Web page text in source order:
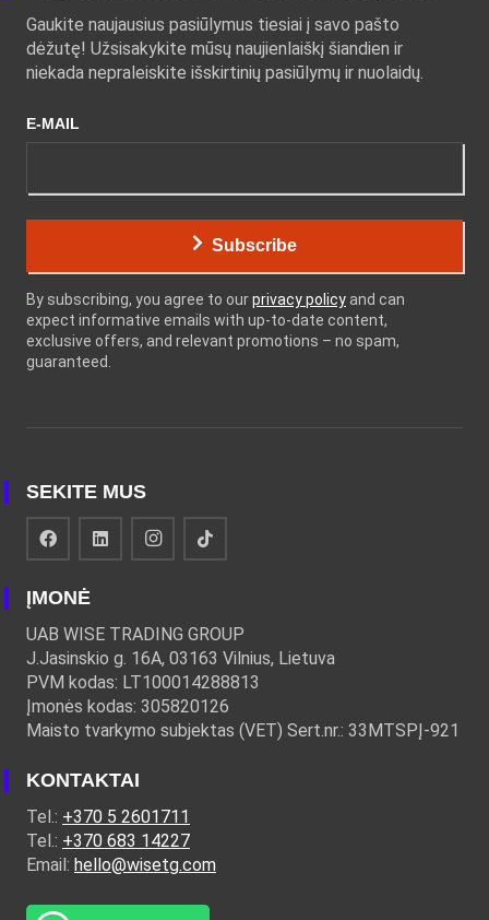
Gaukite naujausius pasiūlymus tiesiai į savo pašto
dėžutę! Užsisakykite mūsų naujienlaiškį šiandien ir
niekada nepraleiskite išskirtinių pasiūlymų ir nuolaidų.
E-MAIL
Subscribe
By subscribing, you agree to ourprivacy policy and can
expect informative emails with up-to-date content,
exclusive offers, and relevant promotions – no spam,
guaranteed.
SEKITE MUS
ĮMONĖ
UAB WISE TRADING GROUP
J.Jasinskio g. 16A, 03163 Vilnius, Lietuva
PVM kodas: LT100014288813
Įmonės kodas: 305820126
Maisto tvarkymo subjektas (VET) Sert.nr.: 33MTSPĮ-921
KONTAKTAI
Tel.: +370 5 2601711
Tel.: +370 683 14227
Email: hello@wisetg.com